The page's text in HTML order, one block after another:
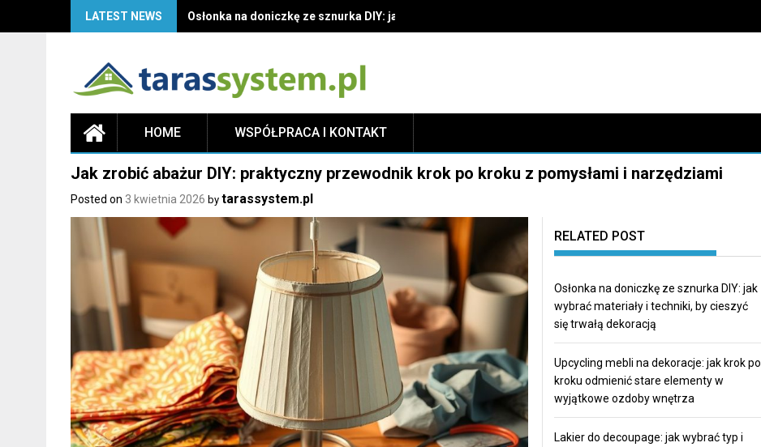
LATEST NEWS Osłonka na doniczkę ze sznurka DIY: jak wybrać materiały i techniki, by cieszyć się trwałą dekoracją
HOME WSPÓŁPRACA I KONTAKT
Jak zrobić abażur DIY: praktyczny przewodnik krok po kroku z pomysłami i narzędziami
Posted on 3 kwietnia 2026 by tarassystem.pl
RELATED POST
Osłonka na doniczkę ze sznurka DIY: jak
wybrać materiały i techniki, by cieszyć
się trwałą dekoracją
Upcycling mebli na dekoracje: jak krok po
kroku odmienić stare elementy w
wyjątkowe ozdoby wnętrza
Lakier do decoupage: jak wybrać typ i